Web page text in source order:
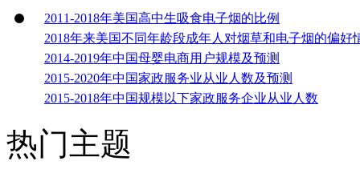
2011-2018年美国高中生吸食电子烟的比例
2018年来美国不同年龄段成年人对烟草和电子烟的偏好
2014-2019年中国母婴电商用户规模及预测
2015-2020年中国家政服务业从业人数及预测
2015-2018年中国规模以下家政服务企业从业人数
热门主题